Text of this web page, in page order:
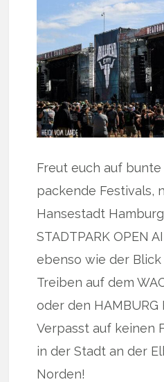
Freut euch auf
packende Festivals,
Hansestadt
STADTPARK OPEN
ebenso wie der
Treiben auf dem
oder den HAMBURG
Verpasst auf keinen
in der Stadt an der
Norden!